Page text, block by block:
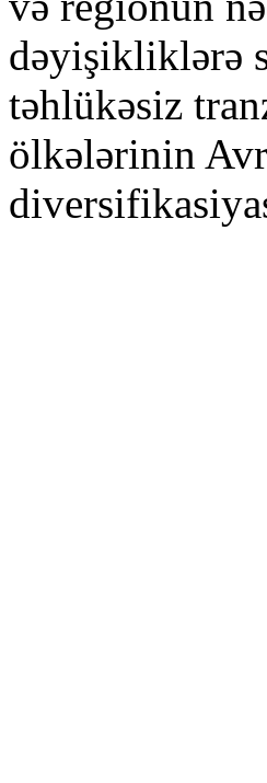
dəyişikliklərə
təhlükəsiz
ölkələrinin